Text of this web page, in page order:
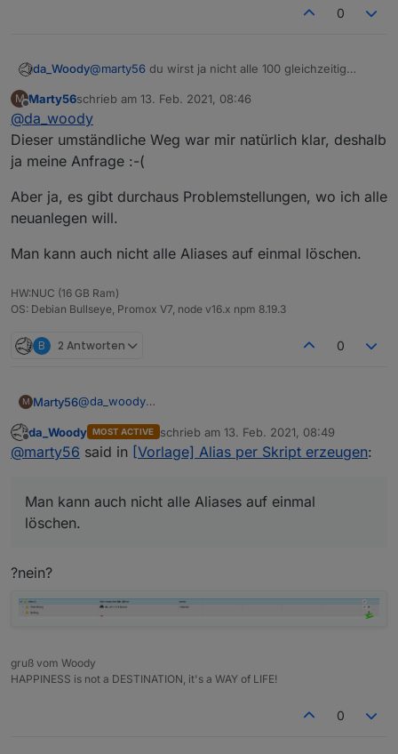
0
da_Woody@marty56 du wirst ja nicht alle 100 gleichzeitig
es aus dem objektbaum und leg es neu an. das
kann man auch mit 5, oder 10 machen. wo ist da das
problem? im script müsstest du ja auch angeben
welchen alias du löschen möchtest...
M
Offline
Marty56schrieb am 13. Feb. 2021, 08:46
zuletzt editiert von
@da_woody
Dieser umständliche Weg war mir natürlich klar, deshalb
ja meine Anfrage :-(
Aber ja, es gibt durchaus Problemstellungen, wo ich alle
neuanlegen will.
Man kann auch nicht alle Aliases auf einmal löschen.
HW:NUC (16 GB Ram)
OS: Debian Bullseye, Promox V7, node v16.x npm 8.19.3
B 2 Antworten 0
M Marty56@da_woody
deshalb ja meine Anfrage :-(
Aber ja, es gibt durchaus Problemstellungen, wo ich
alle neuanlegen will.
Offline
da_Woody MOST ACTIVE schrieb am 13. Feb. 2021, 08:49
zuletzt editiert von
@marty56 said in [Vorlage] Alias per Skript erzeugen:
Man kann auch nicht alle Aliases auf einmal
löschen.
?nein?
gruß vom Woody
HAPPINESS is not a DESTINATION, it's a WAY of LIFE!
0